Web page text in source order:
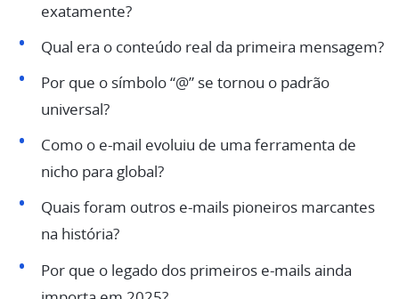
exatamente?
Qual era o conteúdo real da primeira mensagem?
Por que o símbolo “@” se tornou o padrão
universal?
Como o e-mail evoluiu de uma ferramenta de
nicho para global?
Quais foram outros e-mails pioneiros marcantes
na história?
Por que o legado dos primeiros e-mails ainda